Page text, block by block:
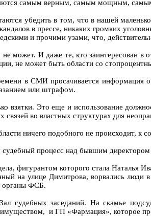
самым верным, самым мощным,
убедить в том, что в нашей
в прессе, никаких громких
и прочими узами, что,
может. И даже те, кто заинтересован
не может быть области со
в СМИ просачивается информация
или штрафом.
взятки. Это еще и использование
связей во властных структурах для
ничего подобного не происходит, к
судебный процесс над бывшим
фигурантом которого стала
на улице Димитрова, ворвались люди
органы ФСБ.
судебных заседаний. На скамье
и ГП «Фармация», которое